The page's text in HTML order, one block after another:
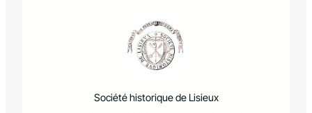
Société historique de Lisieux